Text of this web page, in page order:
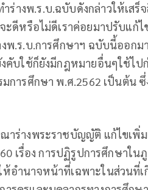
ร่างพ.ร.บ.ฉบับดังกล่าวให้เสร็
ะดีหรือไม่ดีเราค่อยมาปรับแ
พ.ร.บ.การศึกษาฯ ฉบับนี้ออก
คับใช้ก็ยังมีกฎหมายอื่นๆใช้ไ
การศึกษา พ.ศ.2562 เป็นต้น ซึ่
าร่างพระราชบัญญัติ แก้ไขเพิ่
เรื่อง การปฏิรูปการศึกษาใน
อํานาจหน้าที่เฉพาะในส่วนที่